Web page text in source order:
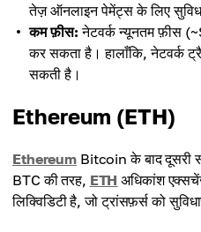
तेज़ ऑनलाइन पेमेंट्स के लिए
कम फ़ीस: नेटवर्क न्यूनतम फ़ीस
कर सकता है। हालाँकि, नेटवर्क
सकती है।
Ethereum (ETH)
Ethereum Bitcoin के बाद दूसरी
BTC की तरह, ETH अधिकांश
लिक्विडिटी है, जो ट्रांसफ़र्स को